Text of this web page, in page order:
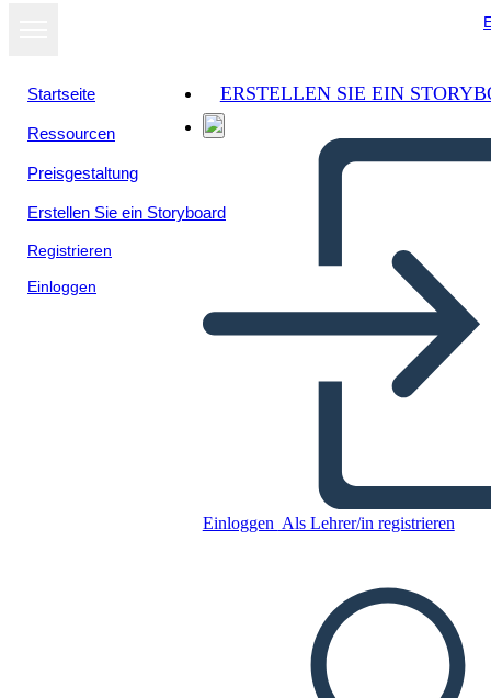
Startseite
Ressourcen
Preisgestaltung
Erstellen Sie ein Storyboard
Registrieren
Einloggen
ERSTELLEN SIE EIN
Einloggen Als Lehrer/in registrieren
comflicto de una pareja
ERSTELLEN SIE EIN STORYBOARD
DIASHOW ABSPIELEN
LIES MIR VOR
Als Diashow
ansehen